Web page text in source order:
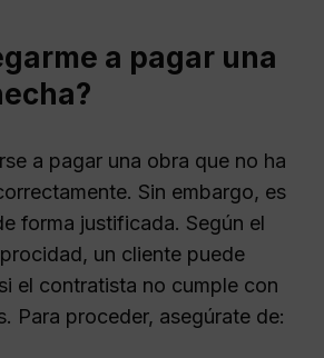
a pagar una
a pagar una obra que no ha
Sin embargo, es
forma justificada. Según el
un cliente puede
el contratista no cumple con
Para proceder, asegúrate de: